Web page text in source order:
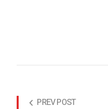
PREV POST